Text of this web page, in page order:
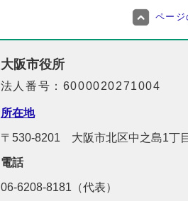
ページ
大阪市役所
法人番号：6000020271004
所在地
〒530-8201 大阪市北区中之島1丁
電話
06-6208-8181（代表）